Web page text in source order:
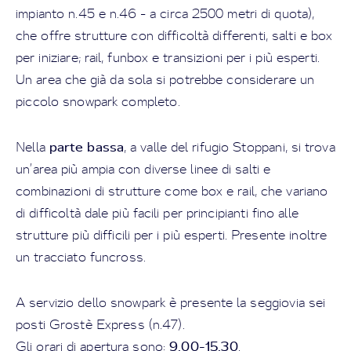
impianto n.45 e n.46 - a circa 2500 metri di quota),
che offre strutture con difficoltà differenti, salti e box
per iniziare; rail, funbox e transizioni per i più esperti.
Un area che già da sola si potrebbe considerare un
piccolo snowpark completo.
Nella parte bassa, a valle del rifugio Stoppani, si trova
un’area più ampia con diverse linee di salti e
combinazioni di strutture come box e rail, che variano
di difficoltà dale più facili per principianti fino alle
strutture più difficili per i più esperti. Presente inoltre
un tracciato funcross.
A servizio dello snowpark è presente la seggiovia sei
posti Grostè Express (n.47).
Gli orari di apertura sono:9.00-15.30.